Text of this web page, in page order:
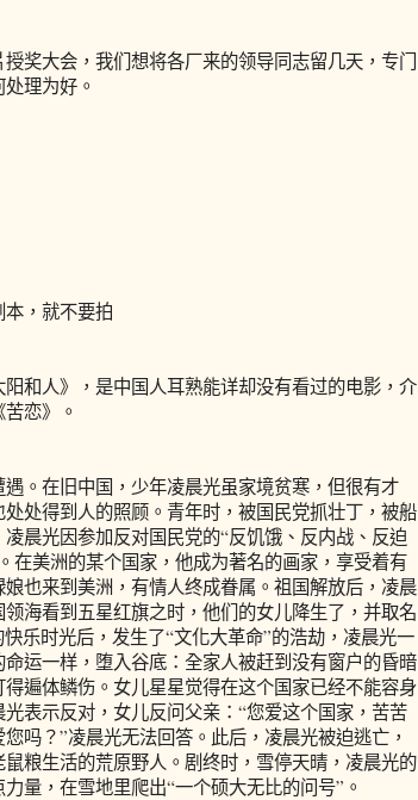
大会，我们想将各厂来的领导同志留几天，专门
理为好。
，就不要拍
人》，是中国人耳熟能详却没有看过的电影，介
恋》。
在旧中国，少年凌晨光虽家境贫寒，但很有才
处得到人的照顾。青年时，被国民党抓壮丁，被船
晨光因参加反对国民党的“反饥饿、反内战、反迫
在美洲的某个国家，他成为著名的画家，享受着有
也来到美洲，有情人终成眷属。祖国解放后，凌晨
海看到五星红旗之时，他们的女儿降生了，并取名
乐时光后，发生了“文化大革命”的浩劫，凌晨光一
运一样，堕入谷底：全家人被赶到没有窗户的昏暗
遍体鳞伤。女儿星星觉得在这个国家已经不能容身
表示反对，女儿反问父亲：“您爱这个国家，苦苦
吗？”凌晨光无法回答。此后，凌晨光被迫逃亡，
粮生活的荒原野人。剧终时，雪停天晴，凌晨光的
量，在雪地里爬出“一个硕大无比的问号”。